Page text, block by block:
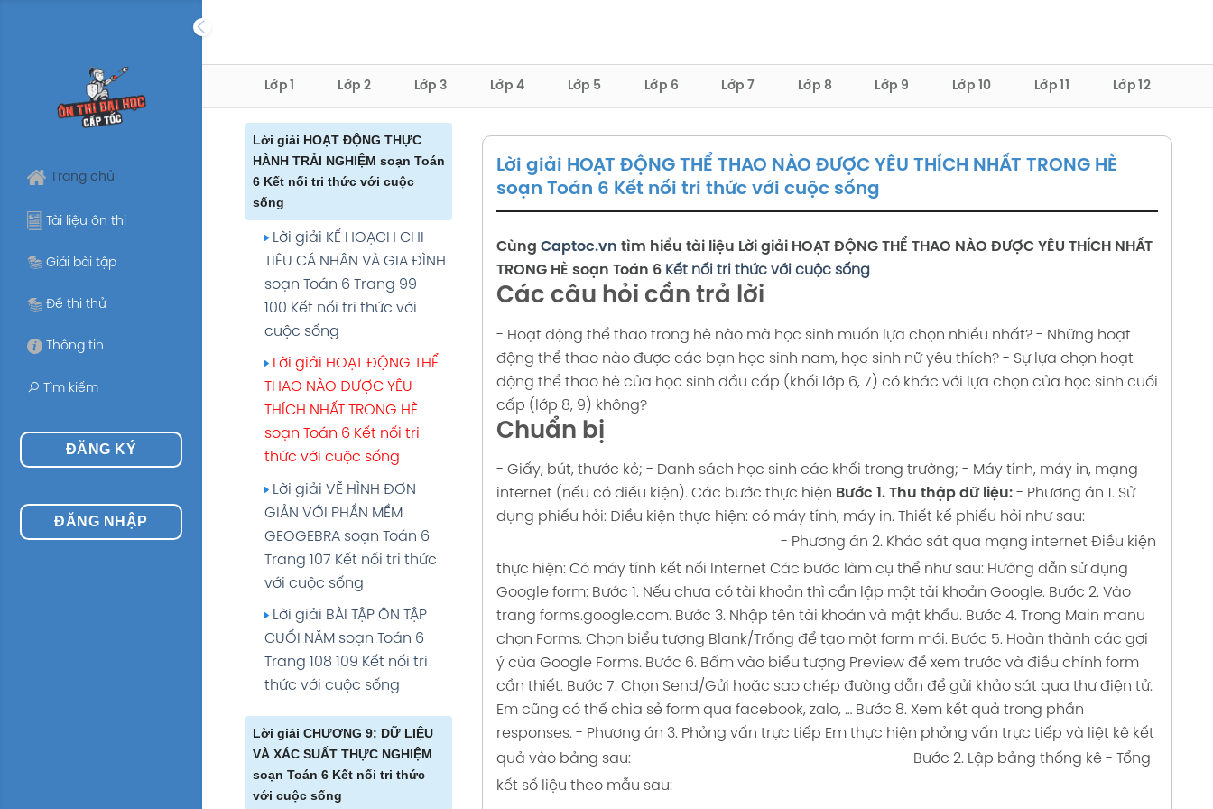
Trang chủ
Tài liệu ôn thi
Giải bài tập
Đề thi thử
Thông tin
Tìm kiếm
ĐĂNG KÝ
ĐĂNG NHẬP
Lớp 1 Lớp 2 Lớp 3 Lớp 4 Lớp 5 Lớp 6 Lớp 7 Lớp 8 Lớp 9 Lớp 10 Lớp 11 Lớp 12
Lời giải HOẠT ĐỘNG THỰC
HÀNH TRẢI NGHIỆM soạn Toán
6 Kết nối tri thức với cuộc
sống
Lời giải KẾ HOẠCH CHI
TIÊU CÁ NHÂN VÀ GIA ĐÌNH
soạn Toán 6 Trang 99
100 Kết nối tri thức với
cuộc sống
Lời giải HOẠT ĐỘNG THỂ
THAO NÀO ĐƯỢC YÊU
THÍCH NHẤT TRONG HÈ
soạn Toán 6 Kết nối tri
thức với cuộc sống
Lời giải VẼ HÌNH ĐƠN
GIẢN VỚI PHẦN MỀM
GEOGEBRA soạn Toán 6
Trang 107 Kết nối tri thức
với cuộc sống
Lời giải BÀI TẬP ÔN TẬP
CUỐI NĂM soạn Toán 6
Trang 108 109 Kết nối tri
thức với cuộc sống
Lời giải CHƯƠNG 9: DỮ LIỆU
VÀ XÁC SUẤT THỰC NGHIỆM
soạn Toán 6 Kết nối tri thức
với cuộc sống
Lời giải HOẠT ĐỘNG THỂ THAO NÀO ĐƯỢC YÊU THÍCH NHẤT TRONG HÈ
soạn Toán 6 Kết nối tri thức với cuộc sống
Cùng Captoc.vn tìm hiểu tài liệu Lời giải HOẠT ĐỘNG THỂ THAO NÀO ĐƯỢC YÊU THÍCH NHẤT
TRONG HÈ soạn Toán 6 Kết nối tri thức với cuộc sống
Các câu hỏi cần trả lời
- Hoạt động thể thao trong hè nào mà học sinh muốn lựa chọn nhiều nhất? - Những hoạt
động thể thao nào được các bạn học sinh nam, học sinh nữ yêu thích? - Sự lựa chọn hoạt
động thể thao hè của học sinh đầu cấp (khối lớp 6, 7) có khác với lựa chọn của học sinh cuối
cấp (lớp 8, 9) không?
Chuẩn bị
- Giấy, bút, thước kẻ; - Danh sách học sinh các khối trong trường; - Máy tính, máy in, mạng
internet (nếu có điều kiện). Các bước thực hiện Bước 1. Thu thập dữ liệu: - Phương án 1. Sử
dụng phiếu hỏi: Điều kiện thực hiện: có máy tính, máy in. Thiết kế phiếu hỏi như sau:
- Phương án 2. Khảo sát qua mạng internet Điều kiện
thực hiện: Có máy tính kết nối Internet Các bước làm cụ thể như sau: Hướng dẫn sử dụng
Google form: Bước 1. Nếu chưa có tài khoản thì cần lập một tài khoản Google. Bước 2. Vào
trang forms.google.com. Bước 3. Nhập tên tài khoản và mật khẩu. Bước 4. Trong Main manu
chọn Forms. Chọn biểu tượng Blank/Trống để tạo một form mới. Bước 5. Hoàn thành các gợi
ý của Google Forms. Bước 6. Bấm vào biểu tượng Preview để xem trước và điều chỉnh form
cần thiết. Bước 7. Chọn Send/Gửi hoặc sao chép đường dẫn để gửi khảo sát qua thư điện tử.
Em cũng có thể chia sẻ form qua facebook, zalo, … Bước 8. Xem kết quả trong phần
responses. - Phương án 3. Phỏng vấn trực tiếp Em thực hiện phỏng vấn trực tiếp và liệt kê kết
quả vào bảng sau:
Bước 2. Lập bảng thống kê - Tổng
kết số liệu theo mẫu sau: